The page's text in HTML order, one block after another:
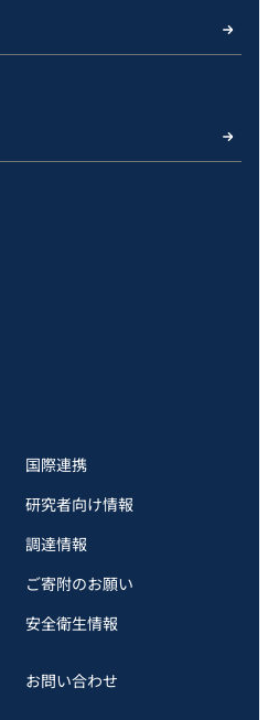
国際連携
研究者向け情報
調達情報
ご寄附のお願い
安全衛⽣情報
お問い合わせ